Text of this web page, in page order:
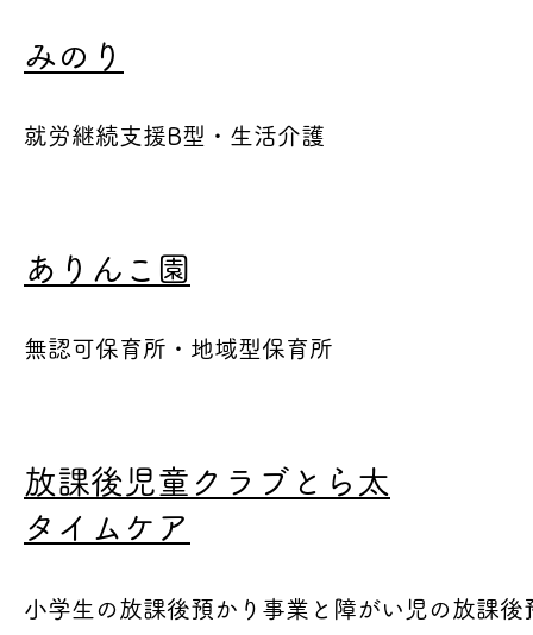
みのり
就労継続支援B型・生活介護
ありんこ園
無認可保育所・地域型保育所
放課後児童クラブとら太
タイムケア
小学生の放課後預かり事業と障がい児の放課